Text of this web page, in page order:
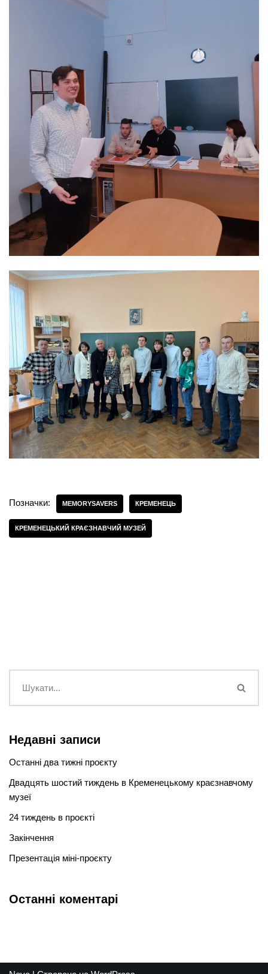
Позначки: MEMORYSAVERS КРЕМЕНЕЦЬ
КРЕМЕНЕЦЬКИЙ КРАЄЗНАВЧИЙ МУЗЕЙ
Недавні записи
Останні два тижні проєкту
Двадцять шостий тиждень в Кременецькому краєзнавчому
музеї
24 тиждень в проєкті
Закінчення
Презентація міні-проєкту
Останні коментарі